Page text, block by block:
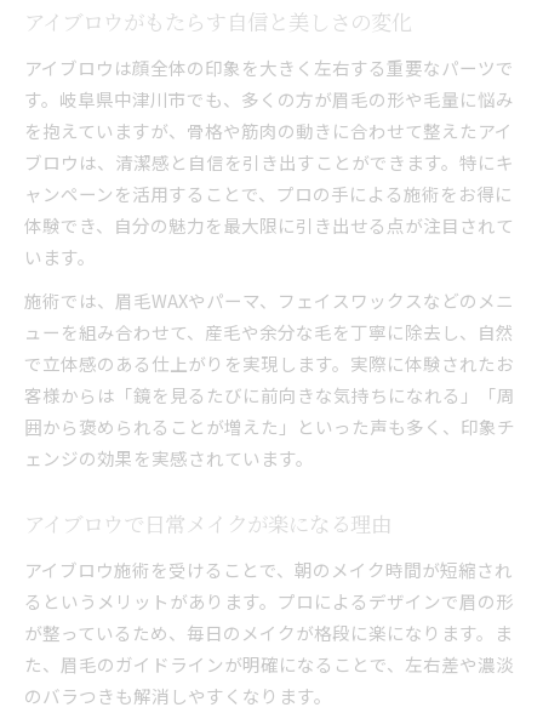
アイブロウがもたらす自信と美しさの変化
アイブロウは顔全体の印象を大きく左右する重要なパーツで
す。岐阜県中津川市でも、多くの方が眉毛の形や毛量に悩み
を抱えていますが、骨格や筋肉の動きに合わせて整えたアイ
ブロウは、清潔感と自信を引き出すことができます。特にキ
ャンペーンを活用することで、プロの手による施術をお得に
体験でき、自分の魅力を最大限に引き出せる点が注目されて
います。
施術では、眉毛WAXやパーマ、フェイスワックスなどのメニ
ューを組み合わせて、産毛や余分な毛を丁寧に除去し、自然
で立体感のある仕上がりを実現します。実際に体験されたお
客様からは「鏡を見るたびに前向きな気持ちになれる」「周
囲から褒められることが増えた」といった声も多く、印象チ
ェンジの効果を実感されています。
アイブロウで日常メイクが楽になる理由
アイブロウ施術を受けることで、朝のメイク時間が短縮され
るというメリットがあります。プロによるデザインで眉の形
が整っているため、毎日のメイクが格段に楽になります。ま
た、眉毛のガイドラインが明確になることで、左右差や濃淡
のバラつきも解消しやすくなります。